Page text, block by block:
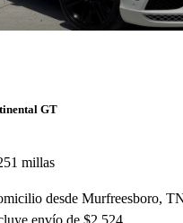
GT
millas
desde Murfreesboro,